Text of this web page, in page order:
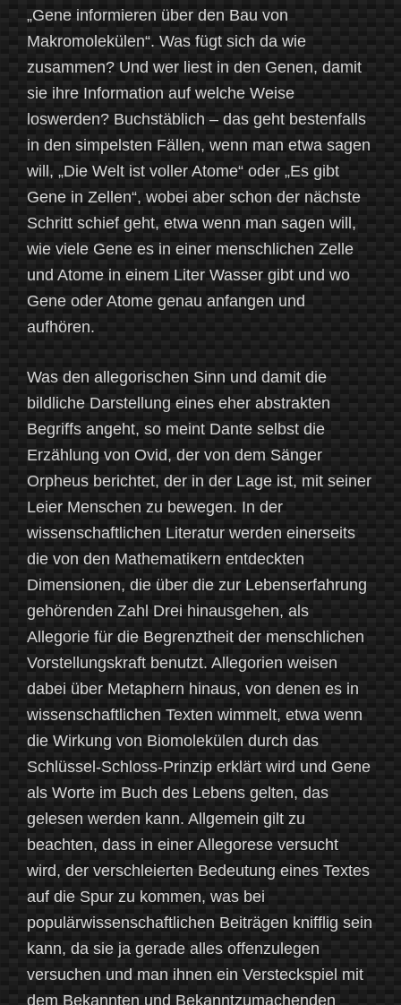
„Gene informieren über den Bau von
Makromolekülen“. Was fügt sich da wie
zusammen? Und wer liest in den Genen, damit
sie ihre Information auf welche Weise
loswerden? Buchstäblich – das geht bestenfalls
in den simpelsten Fällen, wenn man etwa sagen
will, „Die Welt ist voller Atome“ oder „Es gibt
Gene in Zellen“, wobei aber schon der nächste
Schritt schief geht, etwa wenn man sagen will,
wie viele Gene es in einer menschlichen Zelle
und Atome in einem Liter Wasser gibt und wo
Gene oder Atome genau anfangen und
aufhören.
Was den allegorischen Sinn und damit die
bildliche Darstellung eines eher abstrakten
Begriffs angeht, so meint Dante selbst die
Erzählung von Ovid, der von dem Sänger
Orpheus berichtet, der in der Lage ist, mit seiner
Leier Menschen zu bewegen. In der
wissenschaftlichen Literatur werden einerseits
die von den Mathematikern entdeckten
Dimensionen, die über die zur Lebenserfahrung
gehörenden Zahl Drei hinausgehen, als
Allegorie für die Begrenztheit der menschlichen
Vorstellungskraft benutzt. Allegorien weisen
dabei über Metaphern hinaus, von denen es in
wissenschaftlichen Texten wimmelt, etwa wenn
die Wirkung von Biomolekülen durch das
Schlüssel-Schloss-Prinzip erklärt wird und Gene
als Worte im Buch des Lebens gelten, das
gelesen werden kann. Allgemein gilt zu
beachten, dass in einer Allegorese versucht
wird, der verschleierten Bedeutung eines Textes
auf die Spur zu kommen, was bei
populärwissenschaftlichen Beiträgen knifflig sein
kann, da sie ja gerade alles offenzulegen
versuchen und man ihnen ein Versteckspiel mit
dem Bekannten und Bekanntzumachenden